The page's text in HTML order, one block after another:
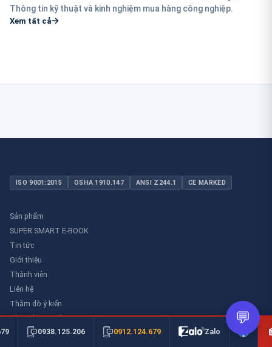
Thông tin kỹ thuật và kinh nghiệm mua hàng công nghiệp.
Xem tất cả
ISO 9001:2015 OSHA 1910.147 ANSI Z244.1 CE MARKED
Sản phẩm
SUPER SMART E-BOOK
Tin tức
Giới thiệu
Thành viên
Liên hệ
Thăm dò ý kiến
Thư viên an toàn
0938.125.206 0912.124.679 Zalo
💬